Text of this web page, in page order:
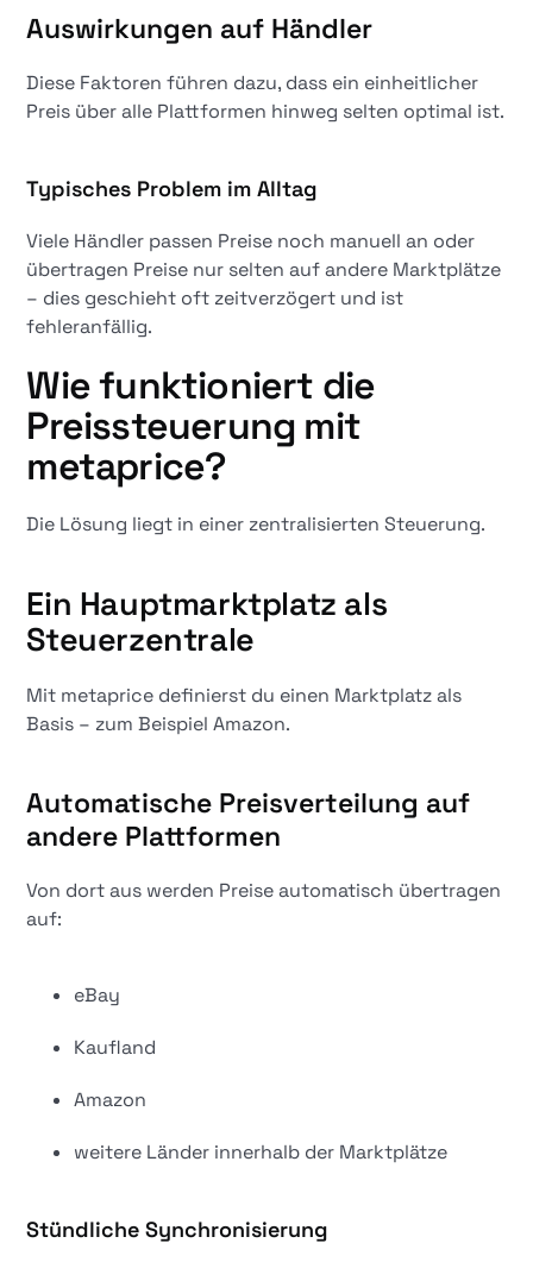
Auswirkungen auf Händler
Diese Faktoren führen dazu, dass ein einheitlicher
Preis über alle Plattformen hinweg selten optimal ist.
Typisches Problem im Alltag
Viele Händler passen Preise noch manuell an oder
übertragen Preise nur selten auf andere Marktplätze
– dies geschieht oft zeitverzögert und ist
fehleranfällig.
Wie funktioniert die
Preissteuerung mit
metaprice?
Die Lösung liegt in einer zentralisierten Steuerung.
Ein Hauptmarktplatz als
Steuerzentrale
Mit metaprice definierst du einen Marktplatz als
Basis – zum Beispiel Amazon.
Automatische Preisverteilung auf
andere Plattformen
Von dort aus werden Preise automatisch übertragen
auf:
eBay
Kaufland
Amazon
weitere Länder innerhalb der Marktplätze
Stündliche Synchronisierung